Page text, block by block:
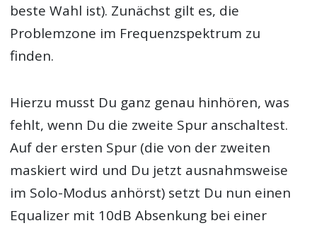
beste Wahl ist). Zunächst gilt es, die
Problemzone im Frequenzspektrum zu
finden.
Hierzu musst Du ganz genau hinhören, was
fehlt, wenn Du die zweite Spur anschaltest.
Auf der ersten Spur (die von der zweiten
maskiert wird und Du jetzt ausnahmsweise
im Solo-Modus anhörst) setzt Du nun einen
Equalizer mit 10dB Absenkung bei einer